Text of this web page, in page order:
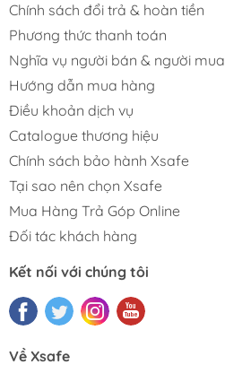
Chính sách đổi trả & hoàn tiền
Phương thức thanh toán
Nghĩa vụ người bán & người mua
Hướng dẫn mua hàng
Điều khoản dịch vụ
Catalogue thương hiệu
Chính sách bảo hành Xsafe
Tại sao nên chọn Xsafe
Mua Hàng Trả Góp Online
Đối tác khách hàng
Kết nối với chúng tôi
Về Xsafe